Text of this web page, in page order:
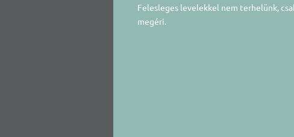
Felesleges levelekkel nem terhelünk,
megéri.